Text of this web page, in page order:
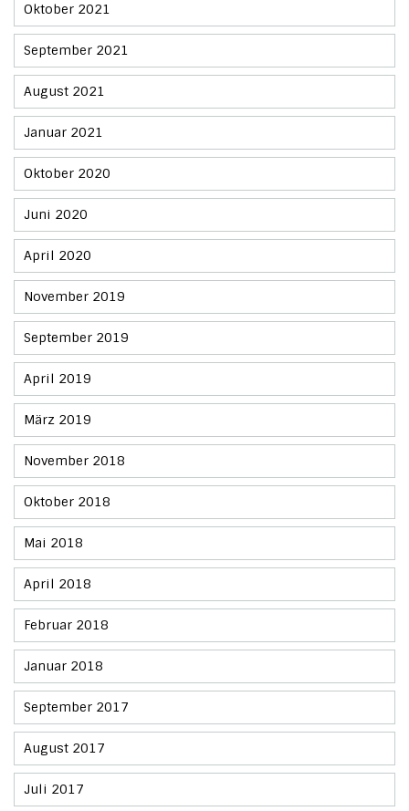
Oktober 2021
September 2021
August 2021
Januar 2021
Oktober 2020
Juni 2020
April 2020
November 2019
September 2019
April 2019
März 2019
November 2018
Oktober 2018
Mai 2018
April 2018
Februar 2018
Januar 2018
September 2017
August 2017
Juli 2017